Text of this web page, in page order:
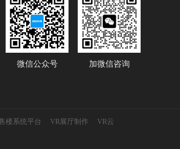
微信公众号 加微信咨询
楼系统平台 VR展厅制作
VR云